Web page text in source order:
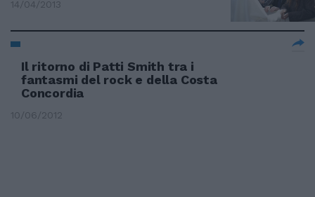
14/04/2013
Il ritorno di Patti Smith tra i
fantasmi del rock e della Costa
Concordia
10/06/2012